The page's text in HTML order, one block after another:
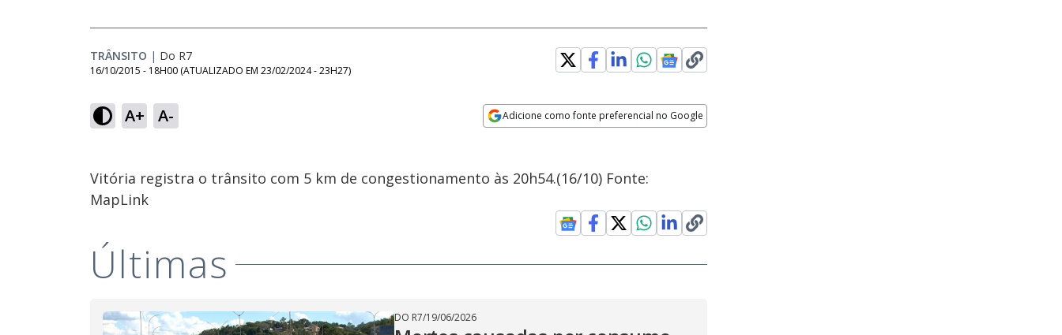
TRÂNSITO | Do R7
16/10/2015 - 18H00 (ATUALIZADO EM 23/02/2024 - 23H27)
A+ A- Adicione como fonte preferencial no Google
Vitória registra o trânsito com 5 km de congestionamento às 20h54.(16/10) Fonte:
MapLink
Últimas
DO R7/19/06/2026